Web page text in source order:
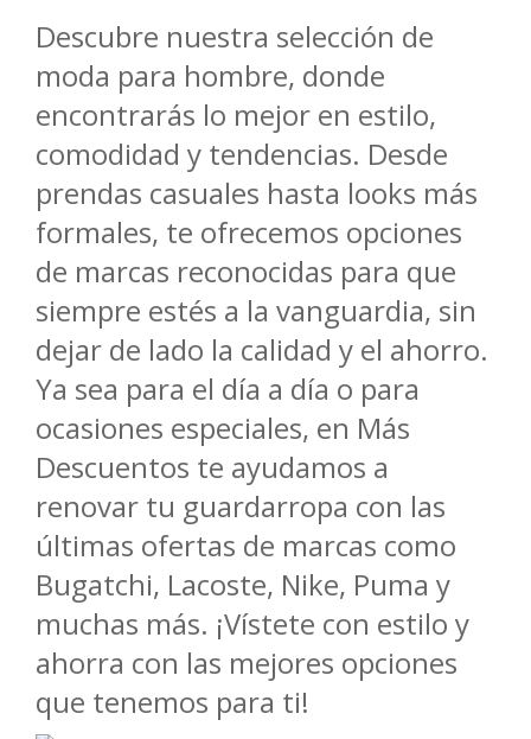
Descubre nuestra selección de
moda para hombre, donde
encontrarás lo mejor en estilo,
comodidad y tendencias. Desde
prendas casuales hasta looks más
formales, te ofrecemos opciones
de marcas reconocidas para que
siempre estés a la vanguardia, sin
dejar de lado la calidad y el ahorro.
Ya sea para el día a día o para
ocasiones especiales, en Más
Descuentos te ayudamos a
renovar tu guardarropa con las
últimas ofertas de marcas como
Bugatchi, Lacoste, Nike, Puma y
muchas más. ¡Vístete con estilo y
ahorra con las mejores opciones
que tenemos para ti!